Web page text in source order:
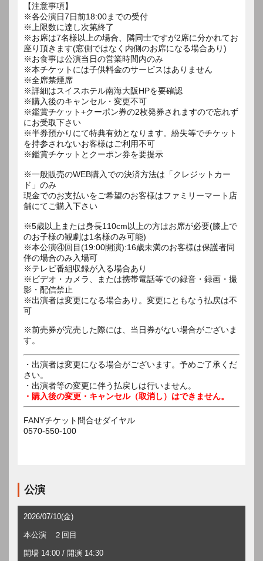
【注意事項】
※各公演日7日前18:00までの受付
※上限数に達し次第終了
※お席は7名様以上の場合、隣同士ですが2席に分かれてお
座り頂きます(窓側ではなく内側のお席になる場合あり)
※お食事は公演当日の営業時間内のみ
※本チケットには子供料金のサービスはありません
※全席禁煙席
※詳細はスイスホテル南海大阪HPを要確認
※購入後のキャンセル・変更不可
※鑑賞チケット+クーポン券の2枚発券されますので忘れず
にお受取下さい
※半券預かりにて特典有効となります。紛失等でチケット
を持参されないお客様はご利用不可
※鑑賞チケットとクーポン券を要提示
※一般販売のWEB購入での決済方法は「クレジットカー
ド」のみ
現金でのお支払いをご希望のお客様はファミリーマート店
舗にてご購入下さい
※5歳以上または身長110cm以上の方はお席が必要(膝上で
のお子様の観劇は1名様のみ可能)
※本公演④回目(19:00開演):16歳未満のお客様は保護者同
伴の場合のみ入場可
※テレビ番組収録が入る場合あり
※ビデオ・カメラ、または携帯電話等での録音・録画・撮
影・配信禁止
※出演者は変更になる場合あり。変更にともなう払戻は不
可
※前売券が完売した際には、当日券がない場合がございま
す。
・出演者は変更になる場合がございます。予めご了承くだ
さい。
・出演者等の変更に伴う払戻しは行いません。
・購入後の変更・キャンセル（取消し）はできません。
FANYチケット問合せダイヤル
0570-550-100
公演
2026/07/10(金)
本公演 ２回目
開場 14:00 / 開演 14:30